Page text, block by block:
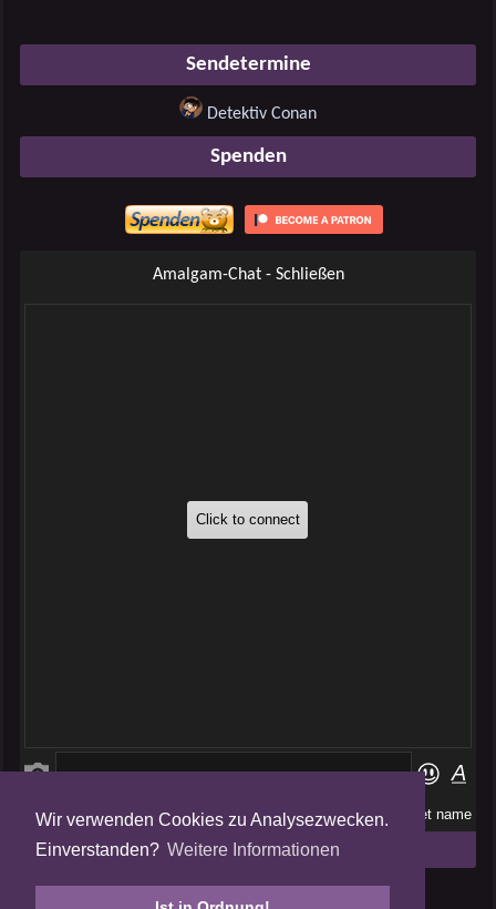
Wir verwenden Cookies zu Analysezwecken.
Einverstanden? Weitere Informationen
Sendetermine
Detektiv Conan
Spenden
Amalgam-Chat - Schließen
Folge uns auf
Tweets by AmalgamFansubs